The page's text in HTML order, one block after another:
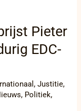
Pieter
EDC-
,Justitie,
, Politiek,